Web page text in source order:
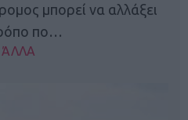
μπορεί να αλλάξει
πο…
ΆΛΛΑ